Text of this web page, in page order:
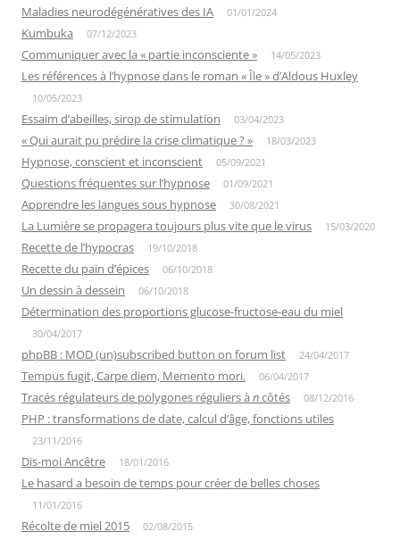
Maladies neurodégénératives des IA 01/01/2024
Kumbuka 07/12/2023
Communiquer avec la « partie inconsciente » 14/05/2023
Les références à l’hypnose dans le roman « Île » d’Aldous Huxley
10/05/2023
Essaim d’abeilles, sirop de stimulation 03/04/2023
« Qui aurait pu prédire la crise climatique ? » 18/03/2023
Hypnose, conscient et inconscient 05/09/2021
Questions fréquentes sur l’hypnose 01/09/2021
Apprendre les langues sous hypnose 30/08/2021
La Lumière se propagera toujours plus vite que le virus 15/03/2020
Recette de l’hypocras 19/10/2018
Recette du pain d’épices 06/10/2018
Un dessin à dessein 06/10/2018
Détermination des proportions glucose-fructose-eau du miel
30/04/2017
phpBB : MOD (un)subscribed button on forum list 24/04/2017
Tempus fugit, Carpe diem, Memento mori. 06/04/2017
Tracés régulateurs de polygones réguliers à ncôtés 08/12/2016
PHP : transformations de date, calcul d’âge, fonctions utiles
23/11/2016
Dis-moi Ancêtre 18/01/2016
Le hasard a besoin de temps pour créer de belles choses
11/01/2016
Récolte de miel 2015 02/08/2015